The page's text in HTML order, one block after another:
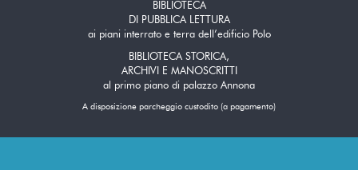
BIBLIOTECA
DI PUBBLICA LETTURA
ai piani interrato e terra dell’edificio Polo
BIBLIOTECA STORICA,
ARCHIVI E MANOSCRITTI
al primo piano di palazzo Annona
A disposizione parcheggio custodito (a pagamento)